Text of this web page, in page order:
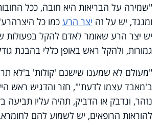
"שמירה על הבריאות היא חובה, ככל
ומנגד, יש על זה יצר הרע כמו כל
יש יצר הרע שאומר לאדם להקל בפעולות
גמורות, ולהקל ראש באופן כללי בהבנת
"מעולם לא שמענו שישנם 'קולות' ב'לא
ב'מאבד עצמו לדעת'", חזר והדגיש ראש
נזהר, ונדבק או הדביק, תהיה עליו תביעה
להוראות הרופאים, יש לשמוע להם